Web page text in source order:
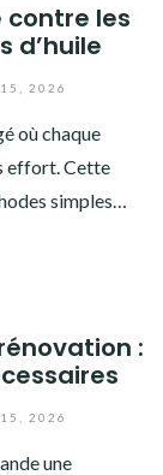
les
d’huile
2026
où chaque
effort. Cette
simples…
:
2026
une